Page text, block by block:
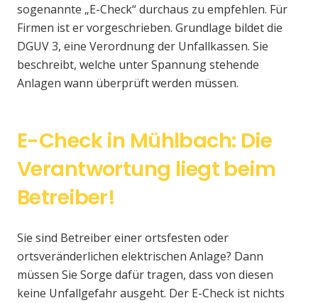
sogenannte „E-Check“ durchaus zu empfehlen. Für
Firmen ist er vorgeschrieben. Grundlage bildet die
DGUV 3, eine Verordnung der Unfallkassen. Sie
beschreibt, welche unter Spannung stehende
Anlagen wann überprüft werden müssen.
E-Check in Mühlbach: Die
Verantwortung liegt beim
Betreiber!
Sie sind Betreiber einer ortsfesten oder
ortsveränderlichen elektrischen Anlage? Dann
müssen Sie Sorge dafür tragen, dass von diesen
keine Unfallgefahr ausgeht. Der E-Check ist nichts